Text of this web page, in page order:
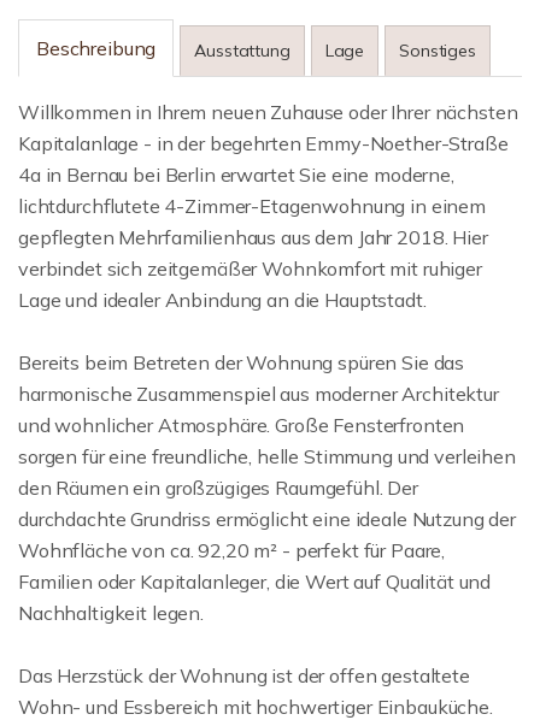
Beschreibung Ausstattung Lage Sonstiges
Willkommen in Ihrem neuen Zuhause oder Ihrer nächsten
Kapitalanlage - in der begehrten Emmy-Noether-Straße
4a in Bernau bei Berlin erwartet Sie eine moderne,
lichtdurchflutete 4-Zimmer-Etagenwohnung in einem
gepflegten Mehrfamilienhaus aus dem Jahr 2018. Hier
verbindet sich zeitgemäßer Wohnkomfort mit ruhiger
Lage und idealer Anbindung an die Hauptstadt.
Bereits beim Betreten der Wohnung spüren Sie das
harmonische Zusammenspiel aus moderner Architektur
und wohnlicher Atmosphäre. Große Fensterfronten
sorgen für eine freundliche, helle Stimmung und verleihen
den Räumen ein großzügiges Raumgefühl. Der
durchdachte Grundriss ermöglicht eine ideale Nutzung der
Wohnfläche von ca. 92,20 m² - perfekt für Paare,
Familien oder Kapitalanleger, die Wert auf Qualität und
Nachhaltigkeit legen.
Das Herzstück der Wohnung ist der offen gestaltete
Wohn- und Essbereich mit hochwertiger Einbauküche.